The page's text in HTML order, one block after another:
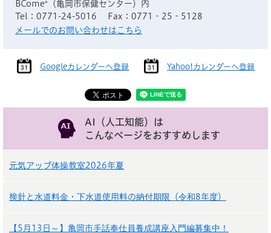
BCome⁺（亀岡市保健センター）内
Tel：0771-24-5016
Fax：0771‐25‐5128
メールでのお問い合わせはこちら
Googleカレンダーへ登録 Yahoo!カレンダーへ登録
AI（人工知能）は
こんなページをおすすめします
元気アップ体操教室2026年夏
検針と水道料金・下水道使用料の納付期限（令和8年度）
【5月13日～】亀岡市手話奉仕員養成講座入門編募集中！